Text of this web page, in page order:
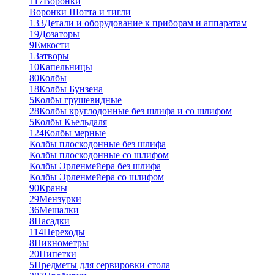
Воронки Шотта и тигли
133Детали и оборудование к приборам и аппаратам
19Дозаторы
9Емкости
1Затворы
10Капельницы
80Колбы
18Колбы Бунзена
5Колбы грушевидные
28Колбы круглодонные без шлифа и со шлифом
5Колбы Кьельдаля
124Колбы мерные
Колбы плоскодонные без шлифа
Колбы плоскодонные со шлифом
Колбы Эрленмейера без шлифа
Колбы Эрленмейера со шлифом
90Краны
29Мензурки
36Мешалки
8Насадки
114Переходы
8Пикнометры
20Пипетки
5Предметы для сервировки стола